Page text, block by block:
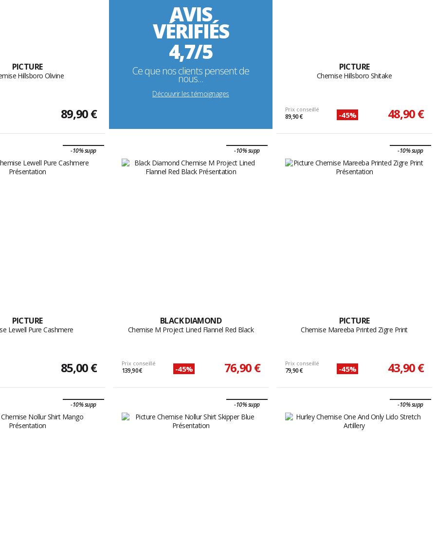
PICTURE
Hillsboro Olivine
89,90 €
AVIS
VÉRIFIÉS
4,7/5
Ce que nos clients pensent de
nous...
Découvrir les témoignages
PICTURE
Chemise Hillsboro Shitake
Prix conseillé
89,90 € -45% 48,90 €
-10% supp
PICTURE
Lewell Pure Cashmere
85,00 €
-10% supp
BLACK DIAMOND
Chemise M Project Lined Flannel Red Black
Prix conseillé
139,90 € -45% 76,90 €
-10% supp
PICTURE
Chemise Mareeba Printed Zigre Print
Prix conseillé
79,90 € -45% 43,90 €
-10% supp -10% supp -10% supp